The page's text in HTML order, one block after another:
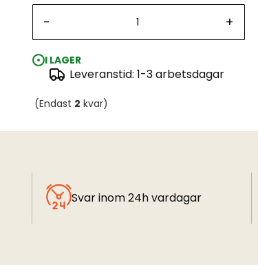
- +
I LAGER
Leveranstid: 1-3 arbetsdagar
(Endast 2 kvar)
Svar inom 24h vardagar